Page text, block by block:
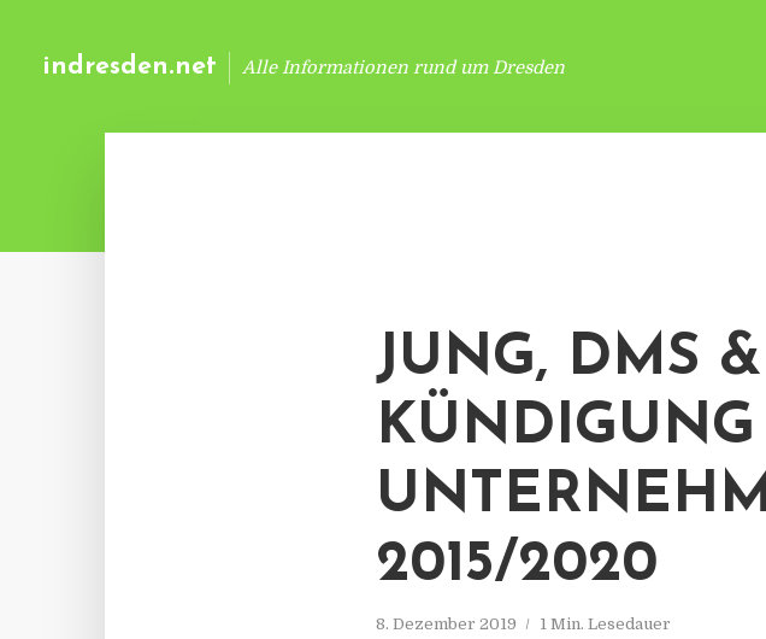
indresden.net Alle Informationen rund um Dresden
JUNG, DMS
2015/2020
8. Dezember 2019 1 Min. Lesedauer